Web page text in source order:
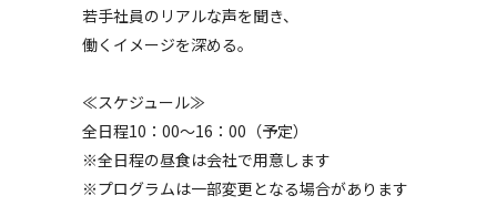
若手社員のリアルな声を聞き、
働くイメージを深める。
≪スケジュール≫
全日程10：00～16：00（予定）
※全日程の昼食は会社で用意します
※プログラムは一部変更となる場合があります